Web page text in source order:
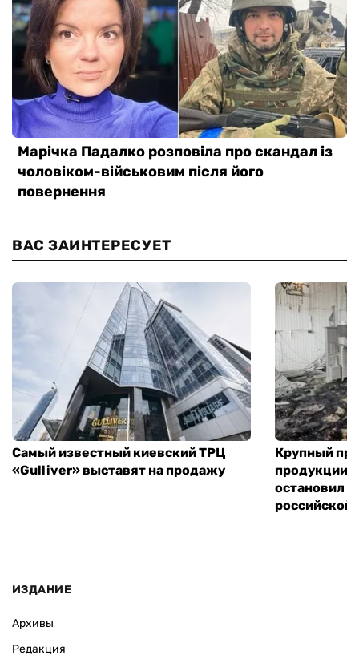
ВАС ЗАИНТЕРЕСУЕТ
Самый известный киевский ТРЦ
«Gulliver» выставят на продажу
Крупный
продукции
остановил
российской
ИЗДАНИЕ
Архивы
Редакция